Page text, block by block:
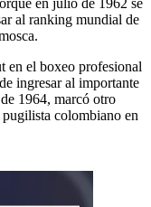
al ranking mundial de
en el boxeo profesional
ingresar al importante
1964, marcó otro
colombiano en